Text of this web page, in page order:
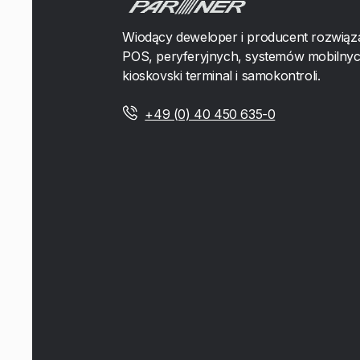
Wiodący deweloper i producent
POS, peryferyjnych, systemów
kioskovski terminal i samokontroli.
+49 (0) 40 450 635-0